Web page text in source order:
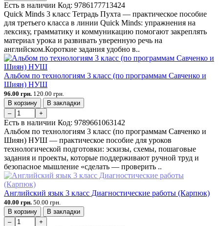
Есть в наличии Код: 9786177713424
Quick Minds 3 класс Тетрадь Пухта — практическое пособие
для третьего класса в линии Quick Minds: упражнения на
лексику, грамматику и коммуникацию помогают закреплять
материал урока и развивать уверенную речь на
английском.Короткие задания удобно в..
Альбом по технологиям 3 класс (по программам Савченко и
Шиян) НУШ
96.00 грн. 120.00 грн.
В корзину
В закладки
–
+
Есть в наличии Код: 9789661063142
Альбом по технологиям 3 класс (по программам Савченко и
Шиян) НУШ — практическое пособие для уроков
технологической подготовки: эскизы, схемы, пошаговые
задания и проекты, которые поддерживают ручной труд и
безопасное мышление «сделать — проверить ..
Английский язык 3 класс Диагностические работы (Карпюк)
40.00 грн. 50.00 грн.
В корзину
В закладки
–
+